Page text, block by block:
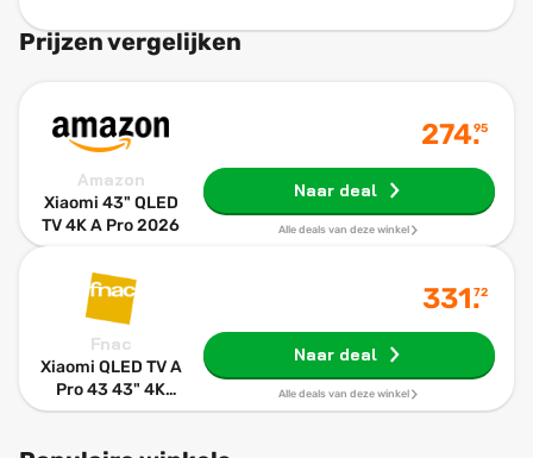
Prijzen vergelijken
Amazon
Xiaomi 43" QLED
TV 4K A Pro 2026
274.
95
Naar deal
Alle deals van deze winkel
Fnac
Xiaomi QLED TV A
Pro 43 43" 4K
UHD 2026
331.
72
Naar deal
Alle deals van deze winkel